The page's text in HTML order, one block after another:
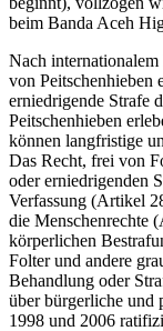
beim Banda Aceh
Nach
von Peitschenhieben
erniedrigende Strafe
Peitschenhieben
können langfristige
Das Recht, frei von
oder erniedrigenden
Verfassung (Artikel
die Menschenrechte
körperlichen
Folter und andere
Behandlung oder
über bürgerliche und
1998 und 2006